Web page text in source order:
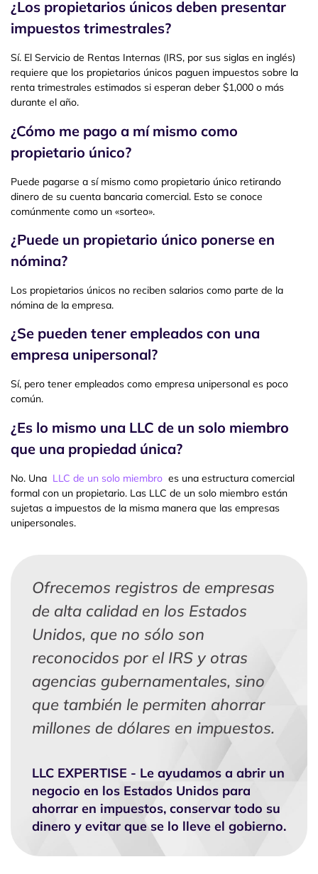
¿Los propietarios únicos deben presentar
impuestos trimestrales?
Sí. El Servicio de Rentas Internas (IRS, por sus siglas en inglés)
requiere que los propietarios únicos paguen impuestos sobre la
renta trimestrales estimados si esperan deber $1,000 o más
durante el año.
¿Cómo me pago a mí mismo como
propietario único?
Puede pagarse a sí mismo como propietario único retirando
dinero de su cuenta bancaria comercial. Esto se conoce
comúnmente como un «sorteo».
¿Puede un propietario único ponerse en
nómina?
Los propietarios únicos no reciben salarios como parte de la
nómina de la empresa.
¿Se pueden tener empleados con una
empresa unipersonal?
Sí, pero tener empleados como empresa unipersonal es poco
común.
¿Es lo mismo una LLC de un solo miembro
que una propiedad única?
No. Una LLC de un solo miembro es una estructura comercial
formal con un propietario. Las LLC de un solo miembro están
sujetas a impuestos de la misma manera que las empresas
unipersonales.
Ofrecemos registros de empresas
de alta calidad en los Estados
Unidos, que no sólo son
reconocidos por el IRS y otras
agencias gubernamentales, sino
que también le permiten ahorrar
millones de dólares en impuestos.
LLC EXPERTISE - Le ayudamos a abrir un
negocio en los Estados Unidos para
ahorrar en impuestos, conservar todo su
dinero y evitar que se lo lleve el gobierno.